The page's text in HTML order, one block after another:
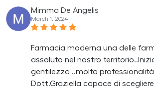
Mimma De Angelis
March 1, 2024
Farmacia moderna una delle
assoluto nel nostro
gentilezza ..molta
Dott.Graziella capace di